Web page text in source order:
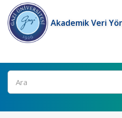
Akademik Veri
Ara